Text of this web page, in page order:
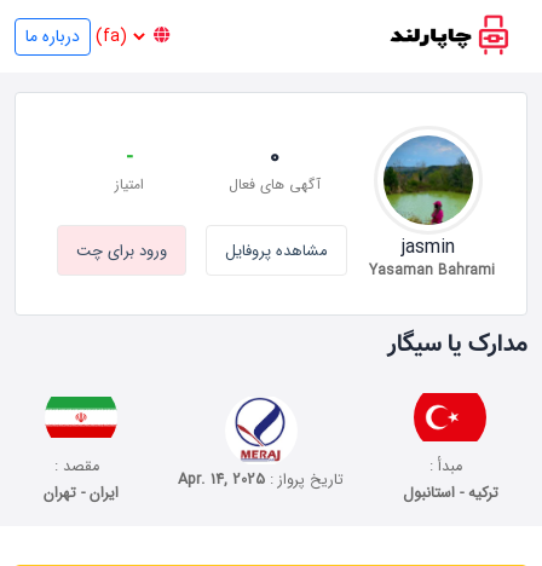
درباره ما
مدارک یا سیگار
مبدأ :
ترکیه - استانبول
تاریخ پرواز : Apr. 14, 2025
مقصد :
ایران - تهران
jasmin
Yasaman Bahrami
0
آگهی های فعال
-
امتیاز
مشاهده پروفایل ورود برای چت